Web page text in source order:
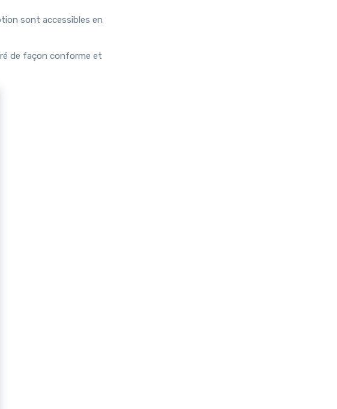
sont accessibles en
de façon conforme et